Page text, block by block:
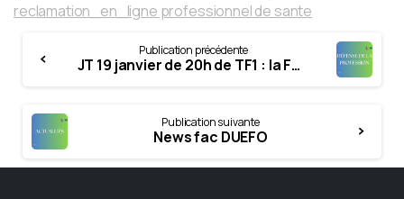
reclamation_en_ligne professionnel de sante
Reading
Publication précédente
JT 19 janvier de 20h de TF1 : la FNO demande un démenti
Publication suivante
News fac DUEFO